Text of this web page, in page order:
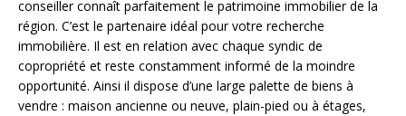
conseiller connaît parfaitement le patrimoine immobilier de la
région. C’est le partenaire idéal pour votre recherche
immobilière. Il est en relation avec chaque syndic de
copropriété et reste constamment informé de la moindre
opportunité. Ainsi il dispose d’une large palette de biens à
vendre : maison ancienne ou neuve, plain-pied ou à étages,